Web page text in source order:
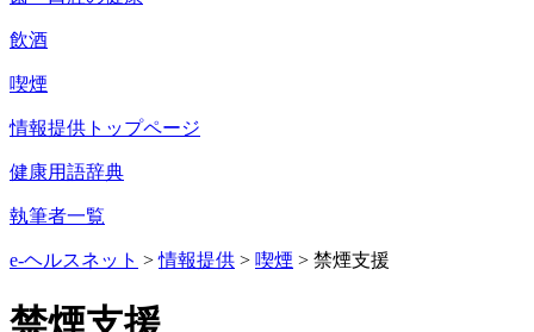
飲酒
喫煙
情報提供トップページ
健康用語辞典
執筆者一覧
e-ヘルスネット >情報提供 > 喫煙 > 禁煙支援